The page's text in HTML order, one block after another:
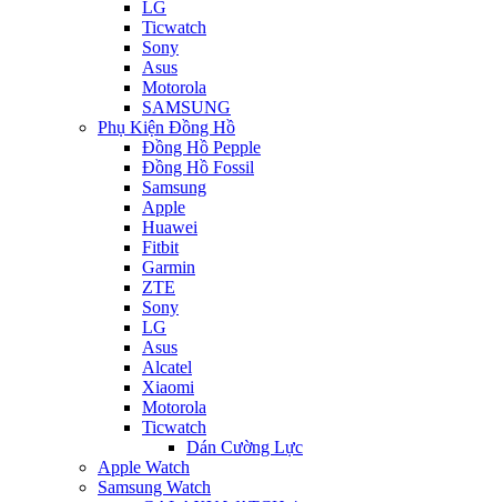
LG
Ticwatch
Sony
Asus
Motorola
SAMSUNG
Phụ Kiện Đồng Hồ
Đồng Hồ Pepple
Đồng Hồ Fossil
Samsung
Apple
Huawei
Fitbit
Garmin
ZTE
Sony
LG
Asus
Alcatel
Xiaomi
Motorola
Ticwatch
Dán Cường Lực
Apple Watch
Samsung Watch